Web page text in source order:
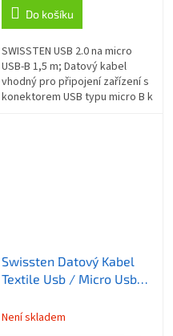
Do košíku
SWISSTEN USB 2.0 na micro
USB-B 1,5 m; Datový kabel
vhodný pro připojení zařízení s
konektorem USB typu micro B k
Swissten Datový Kabel
Textile Usb / Micro Usb
Není skladem